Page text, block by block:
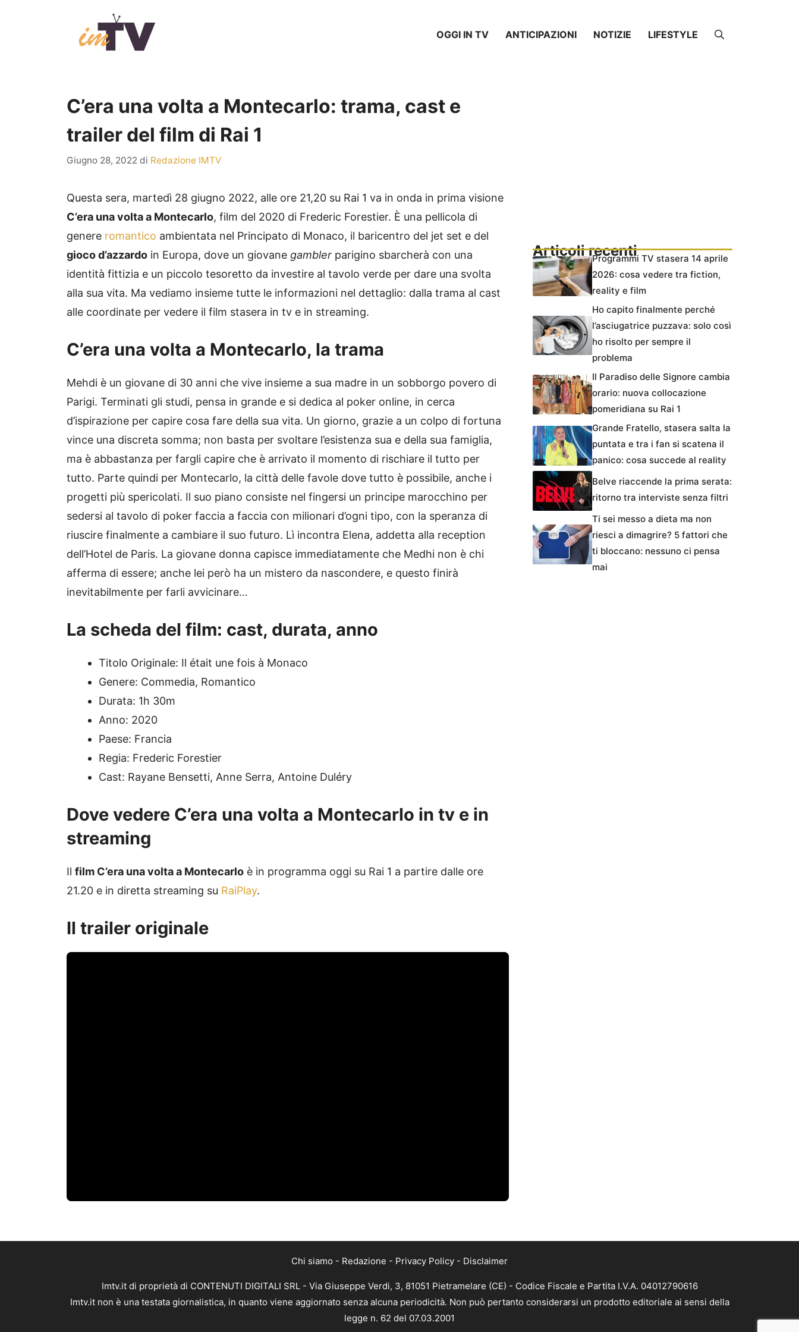
OGGI IN TV ANTICIPAZIONI NOTIZIE LIFESTYLE
C’era una volta a Montecarlo: trama, cast e
trailer del film di Rai 1
Giugno 28, 2022 di Redazione IMTV
Questa sera, martedì 28 giugno 2022, alle ore 21,20 su Rai 1 va in onda in prima visione
C’era una volta a Montecarlo, film del 2020 di Frederic Forestier. È una pellicola di
genere romantico ambientata nel Principato di Monaco, il baricentro del jet set e del
gioco d’azzardo in Europa, dove un giovane gambler parigino sbarcherà con una
identità fittizia e un piccolo tesoretto da investire al tavolo verde per dare una svolta
alla sua vita. Ma vediamo insieme tutte le informazioni nel dettaglio: dalla trama al cast
alle coordinate per vedere il film stasera in tv e in streaming.
C’era una volta a Montecarlo, la trama
Mehdi è un giovane di 30 anni che vive insieme a sua madre in un sobborgo povero di
Parigi. Terminati gli studi, pensa in grande e si dedica al poker online, in cerca
d’ispirazione per capire cosa fare della sua vita. Un giorno, grazie a un colpo di fortuna
vince una discreta somma; non basta per svoltare l’esistenza sua e della sua famiglia,
ma è abbastanza per fargli capire che è arrivato il momento di rischiare il tutto per
tutto. Parte quindi per Montecarlo, la città delle favole dove tutto è possibile, anche i
progetti più spericolati. Il suo piano consiste nel fingersi un principe marocchino per
sedersi al tavolo di poker faccia a faccia con milionari d’ogni tipo, con la speranza di
riuscire finalmente a cambiare il suo futuro. Lì incontra Elena, addetta alla reception
dell’Hotel de Paris. La giovane donna capisce immediatamente che Medhi non è chi
afferma di essere; anche lei però ha un mistero da nascondere, e questo finirà
inevitabilmente per farli avvicinare…
La scheda del film: cast, durata, anno
Titolo Originale: Il était une fois à Monaco
Genere: Commedia, Romantico
Durata: 1h 30m
Anno: 2020
Paese: Francia
Regia: Frederic Forestier
Cast: Rayane Bensetti, Anne Serra, Antoine Duléry
Dove vedere C’era una volta a Montecarlo in tv e in
streaming
Il film C’era una volta a Montecarlo è in programma oggi su Rai 1 a partire dalle ore
21.20 e in diretta streaming su RaiPlay.
Il trailer originale
Articoli recentiProgrammi TV stasera 14 aprile
2026: cosa vedere tra fiction,
reality e film
Ho capito finalmente perché
l’asciugatrice puzzava: solo così
ho risolto per sempre il
problema
Il Paradiso delle Signore cambia
orario: nuova collocazione
pomeridiana su Rai 1
Grande Fratello, stasera salta la
puntata e tra i fan si scatena il
panico: cosa succede al reality
Belve riaccende la prima serata:
ritorno tra interviste senza filtri
Ti sei messo a dieta ma non
riesci a dimagrire? 5 fattori che
ti bloccano: nessuno ci pensa
mai
Chi siamo - Redazione - Privacy Policy - Disclaimer
Imtv.it di proprietà di CONTENUTI DIGITALI SRL - Via Giuseppe Verdi, 3, 81051 Pietramelare (CE) - Codice Fiscale e Partita I.V.A. 04012790616
Imtv.it non è una testata giornalistica, in quanto viene aggiornato senza alcuna periodicità. Non può pertanto considerarsi un prodotto editoriale ai sensi della
legge n. 62 del 07.03.2001